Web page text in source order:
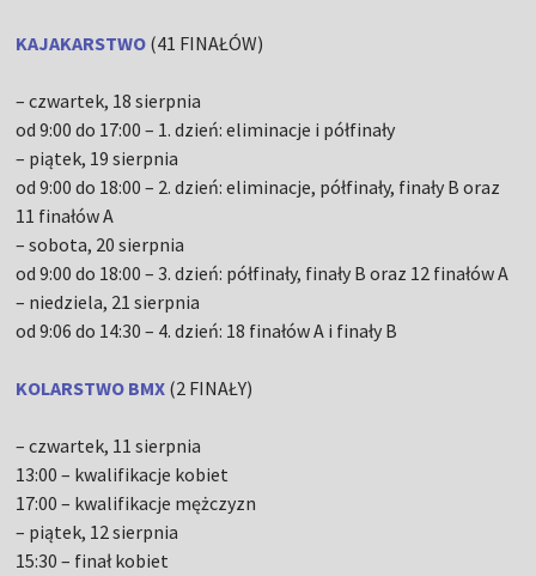
KAJAKARSTWO (41 FINAŁÓW)
– czwartek, 18 sierpnia
od 9:00 do 17:00 – 1. dzień: eliminacje i półfinały
– piątek, 19 sierpnia
od 9:00 do 18:00 – 2. dzień: eliminacje, półfinały, finały B oraz
11 finałów A
– sobota, 20 sierpnia
od 9:00 do 18:00 – 3. dzień: półfinały, finały B oraz 12 finałów A
– niedziela, 21 sierpnia
od 9:06 do 14:30 – 4. dzień: 18 finałów A i finały B
KOLARSTWO BMX (2 FINAŁY)
– czwartek, 11 sierpnia
13:00 – kwalifikacje kobiet
17:00 – kwalifikacje mężczyzn
– piątek, 12 sierpnia
15:30 – finał kobiet